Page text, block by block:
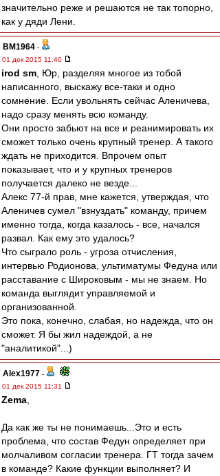
значительно реже и решаются не так топорно,
как у дяди Лени.
BM1964 -
01 дек 2015 11:40
irod sm , Юр, разделяя многое из тобой
написанного, выскажу все-таки и одно
сомнение. Если увольнять сейчас Аленичева,
надо сразу менять всю команду.
Они просто забьют на все и реанимировать их
сможет только очень крупный тренер. А такого
ждать не приходится. Впрочем опыт
показывает, что и у крупных тренеров
получается далеко не везде...
Алекс 77-й прав, мне кажется, утверждая, что
Аленичев сумел "взнуздать" команду, причем
именно тогда, когда казалось - все, начался
развал. Как ему это удалось?
Что сыграло роль - угроза отчисления,
интервью Родионова, ультиматумы Федуна или
расставание с Широковым - мы не знаем. Но
команда выглядит управляемой и
организованной.
Это пока, конечно, слабая, но надежда, что он
сможет. Я бы жил надеждой, а не
"аналитикой"...)
Alex1977 -
01 дек 2015 11:31
Zema
Да как же ты не понимаешь...Это и есть
проблема, что состав Федун определяет при
молчаливом согласии тренера. ГТ тогда зачем
в команде? Какие функции выполняет? И